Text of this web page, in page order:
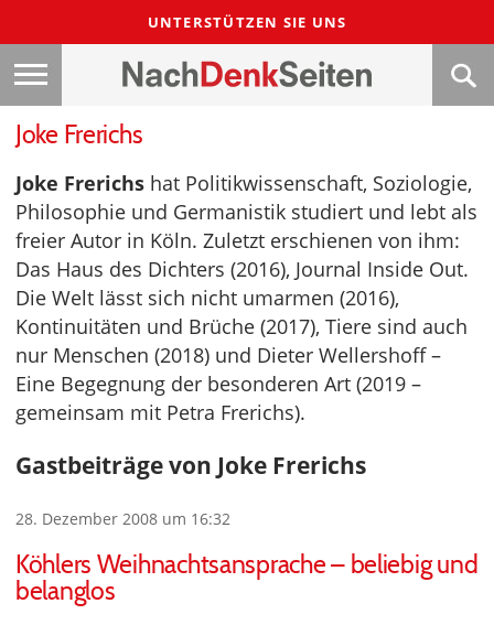
UNTERSTÜTZEN SIE UNS
Joke Frerichs
Joke Frerichs hat Politikwissenschaft, Soziologie,
Philosophie und Germanistik studiert und lebt als
freier Autor in Köln. Zuletzt erschienen von ihm:
Das Haus des Dichters (2016), Journal Inside Out.
Die Welt lässt sich nicht umarmen (2016),
Kontinuitäten und Brüche (2017), Tiere sind auch
nur Menschen (2018) und Dieter Wellershoff –
Eine Begegnung der besonderen Art (2019 –
gemeinsam mit Petra Frerichs).
Gastbeiträge von Joke Frerichs
28. Dezember 2008 um 16:32
Köhlers Weihnachtsansprache – beliebig und
belanglos